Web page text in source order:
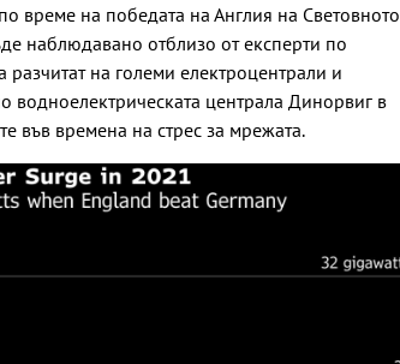
време на победата на Англия на Световното
наблюдавано отблизо от експерти по
на големи електроцентрали и
водноелектрическата централа Динорвиг в
във времена на стрес за мрежата.